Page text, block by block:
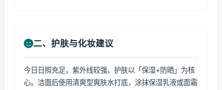
二、护肤与化妆建议
今日日照充足，紫外线较强，护肤以「保湿+防晒」为核
心。洁面后使用清爽型爽肤水打底，涂抹保湿乳液或面霜